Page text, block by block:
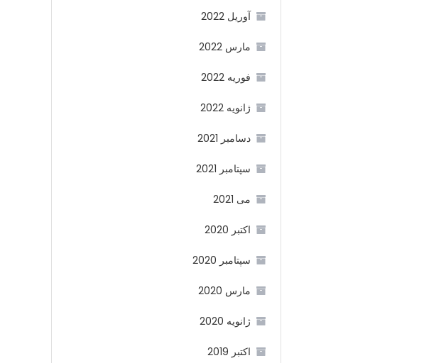
آوریل 2022
مارس 2022
فوریه 2022
ژانویه 2022
دسامبر 2021
سپتامبر 2021
می 2021
اکتبر 2020
سپتامبر 2020
مارس 2020
ژانویه 2020
اکتبر 2019